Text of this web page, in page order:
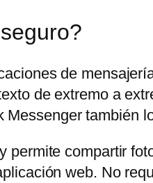
de
de extremo a
Messenger también
permite compartir
web. No